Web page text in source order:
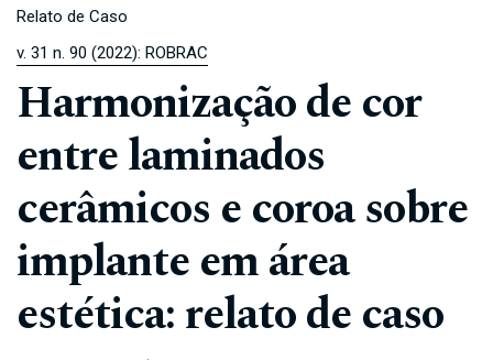
Relato de Caso
v. 31 n. 90 (2022): ROBRAC
Harmonização de cor
entre laminados
cerâmicos e coroa sobre
implante em área
estética: relato de caso